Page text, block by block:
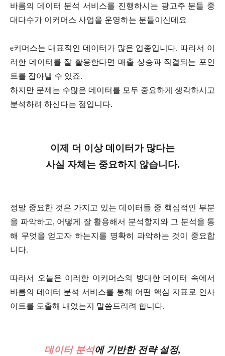
바름의 데이터 분석 서비스를 진행하시는 광고주 분들 중
대다수가 이커머스 사업을 운영하는 분들이신데요
e커머스는 대표적인 데이터가 많은 업종입니다. 따라서 이
러한 데이터를 잘 활용한다면 매출 상승과 직결되는 포인
트를 잡아낼 수 있죠.
하지만 문제는 수많은 데이터를 모두 중요하게 생각하시고
분석하려 하신다는 점입니다.
이제 더 이상 데이터가 많다는
사실 자체는 중요하지 않습니다.
정말 중요한 것은 가지고 있는 데이터들 중 핵심적인 부분
을 파악하고, 어떻게 잘 활용해서 분석할지와 그 분석을 통
해 무엇을 얻고자 하는지를 명확히 파악하는 것이 중요합
니다.
따라서 오늘은 이러한 이커머스의 방대한 데이터 속에서
바름의 데이터 분석 서비스를 통해 어떤 핵심 지표로 인사
이트를 도출해 내었는지 말씀드리려 합니다.
데이터 분석에 기반한 전략 설정,